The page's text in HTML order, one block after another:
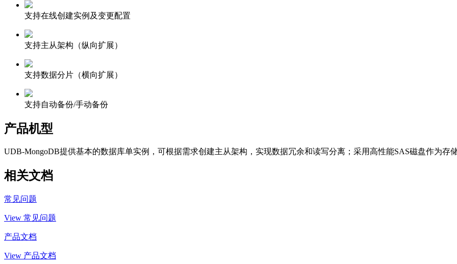
支持在线创建实例及变更配置
支持主从架构（纵向扩展）
支持数据分片（横向扩展）
支持自动备份/手动备份
产品机型
UDB-MongoDB提供基本的数据库单实例，可根据需求创建主从架构，实现数据冗余和读写分离；采用高性能SAS磁盘作为存
相关文档
常见问题
View 常见问题
产品文档
View 产品文档